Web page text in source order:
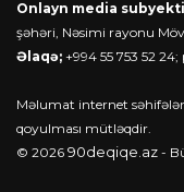
Onlayn media
şəhəri, Nəsimi rayonu
Əlaqə; +994 55 753 52 24;
Məlumat internet
qoyulması mütləqdir.
© 2026 90deqiqe.az -